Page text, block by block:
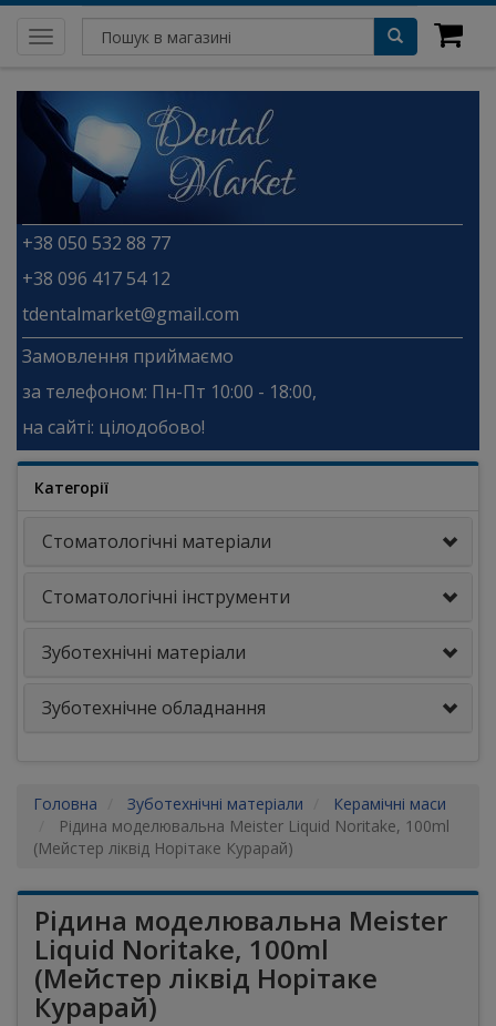
Toggle
navigation
+38 050 532 88 77
+38 096 417 54 12
tdentalmarket@gmail.com
Замовлення приймаємо
за телефоном: Пн-Пт 10:00 - 18:00,
на сайті: цілодобово!
Категорії
Стоматологічні матеріали
Стоматологічні інструменти
Зуботехнічні матеріали
Зуботехнічне обладнання
Головна Зуботехнічні матеріали
Керамічні маси
Рідина моделювальна Meister Liquid Noritake, 100ml
(Мейстер ліквід Норітаке Курарай)
Рідина моделювальна Meister
Liquid Noritake, 100ml
(Мейстер ліквід Норітаке
Курарай)